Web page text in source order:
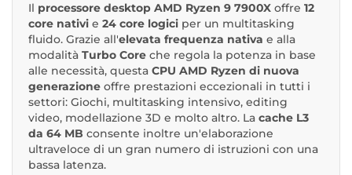
Il processore desktop AMD Ryzen 9 7900X offre 12
core nativi e 24 core logici per un multitasking
fluido. Grazie all'elevata frequenza nativa e alla
modalità Turbo Core che regola la potenza in base
alle necessità, questa CPU AMD Ryzen di nuova
generazione offre prestazioni eccezionali in tutti i
settori: Giochi, multitasking intensivo, editing
video, modellazione 3D e molto altro. La cache L3
da 64 MB consente inoltre un'elaborazione
ultraveloce di un gran numero di istruzioni con una
bassa latenza.